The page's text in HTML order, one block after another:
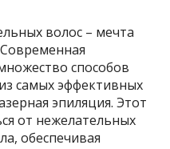
волос – мечта
способов
самых эффективных
эпиляция. Этот
от нежелательных
обеспечивая